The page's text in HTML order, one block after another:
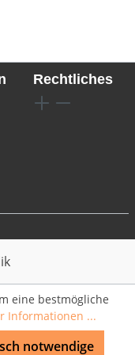
Rechtliches
eine bestmögliche
Informationen ...
notwendige